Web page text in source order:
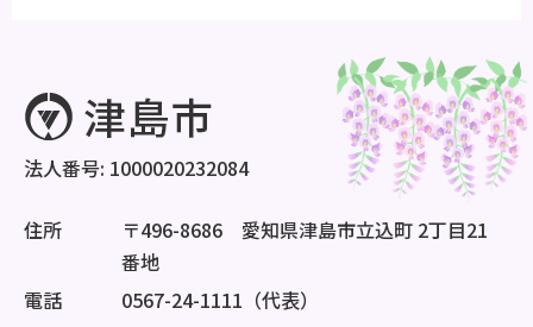
法人番号: 1000020232084
住所
〒496-8686 愛知県津島市立込町 2丁目21
番地
電話
0567-24-1111（代表）